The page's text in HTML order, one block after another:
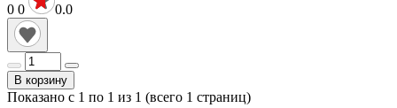
0 0 0.0
В корзину
Показано с 1 по 1 из 1 (всего 1 страниц)